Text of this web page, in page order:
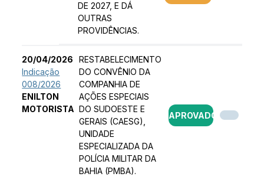
DE 2027, E DÁ
OUTRAS
PROVIDÊNCIAS.
20/04/2026
Indicação
008/2026
ENILTON
MOTORISTA
RESTABELECIMENTO
DO CONVÊNIO DA
COMPANHIA DE
AÇÕES ESPECIAIS
DO SUDOESTE E
GERAIS (CAESG),
UNIDADE
ESPECIALIZADA DA
POLÍCIA MILITAR DA
BAHIA (PMBA).
APROVADO